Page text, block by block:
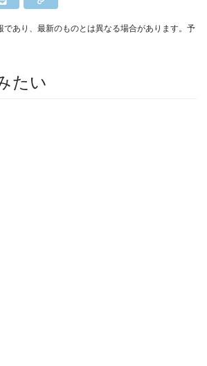
あり、最新のものとは異なる場合があります。予
たい